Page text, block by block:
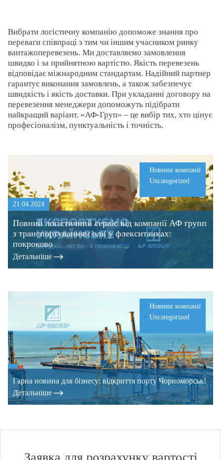
Вибрати логістичну компанію допоможе знання про
переваги співпраці з тим чи іншим учасником ринку
вантажоперевезень. Ми доставляємо замовлення
швидко і за прийнятною вартістю. Якість перевезень
відповідає міжнародним стандартам. Надійний партнер
гарантує виконання замовлень, а також забезпечує
швидкість і якість доставки. При укладанні договору на
перевезення менеджери допоможуть підібрати
найкращий варіант. «АФ-Груп» – це вибір тих, хто цінує
професіоналізм, пунктуальність і точність.
Новини компанії
Uncategorized
21.04.2024
Повний логістичний сервіс від компанії АФ групп
з транспортуванням олії у флекситанках:
покроково
Детальнiше
Новини компанії
Uncategorized
Гарна новина для бізнесу: відкриття порту Чорноморськ!
Детальнiше
Заявка для розрахунку вартості